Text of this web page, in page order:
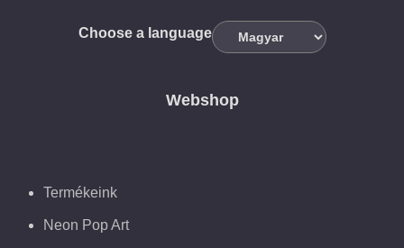
Choose a language
Webshop
Termékeink
Neon Pop Art